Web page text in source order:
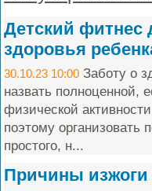
Детский фитнес
здоровья
30.10.23 10:00 Заботу о
назвать полноценной,
физической
поэтому
простого, н...
Причины изжоги